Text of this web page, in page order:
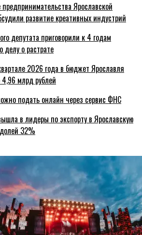
Ярославской
развитие креативных индустрий
депутата приговорили к 4 годам
делу о растрате
2026 года в бюджет Ярославля
4,96 млрд рублей
подать онлайн через сервис ФНС
в лидеры по экспорту в Ярославскую
32%